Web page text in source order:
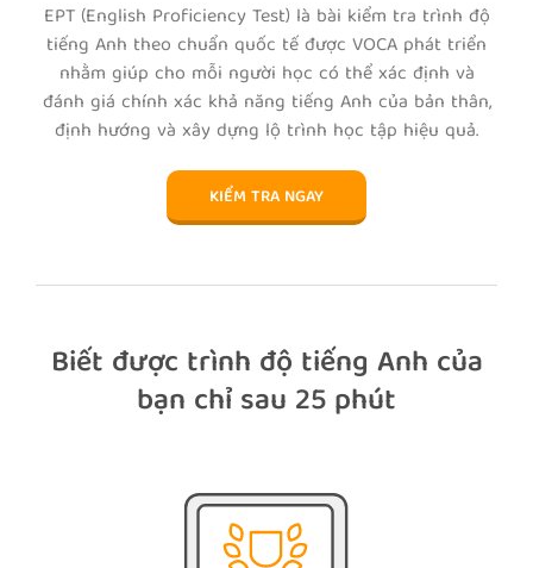
EPT (English Proﬁciency Test) là bài kiểm tra trình độ
tiếng Anh theo chuẩn quốc tế được VOCA phát triển
nhằm giúp cho mỗi người học có thể xác định và
đánh giá chính xác khả năng tiếng Anh của bản thân,
định hướng và xây dựng lộ trình học tập hiệu quả.
KIỂM TRA NGAY
Biết được trình độ tiếng Anh của
bạn chỉ sau 25 phút